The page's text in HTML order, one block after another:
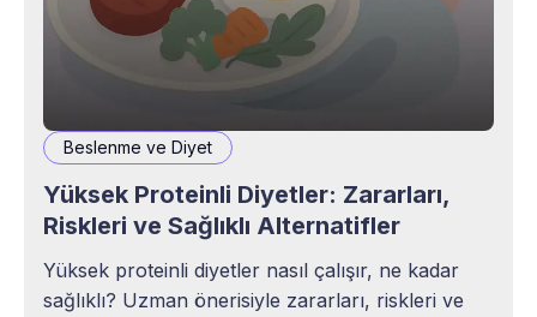
Beslenme ve Diyet
Yüksek Proteinli Diyetler: Zararları,
Riskleri ve Sağlıklı Alternatifler
Yüksek proteinli diyetler nasıl çalışır, ne kadar
sağlıklı? Uzman önerisiyle zararları, riskleri ve